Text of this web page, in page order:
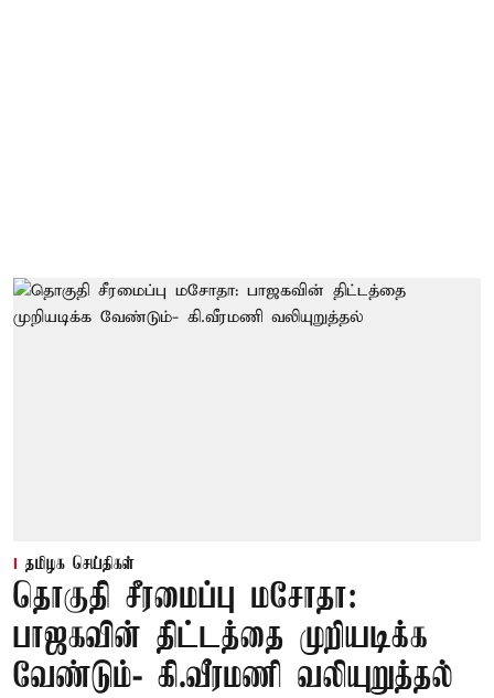
தமிழக செய்திகள்
தொகுதி சீரமைப்பு மசோதா:
பாஜகவின் திட்டத்தை முறியடிக்க
வேண்டும்- கி.வீரமணி வலியுறுத்தல்